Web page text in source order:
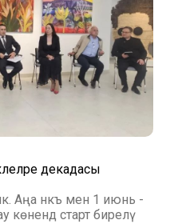
декадасы
Аңа нәкъ менә 1 июнь -
көнендә старт бирелү